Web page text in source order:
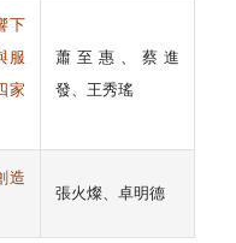
下
服
家
蕭至惠、蔡進
發、王秀瑤
造
張火燦、卓明德